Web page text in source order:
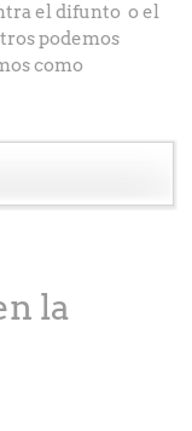
el difunto o el
podemos
como
la